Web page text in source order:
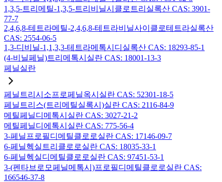
1,3,5-트리메틸-1,3,5-트리비닐시클로트리실록산 CAS: 3901-
77-7
2,4,6,8-테트라메틸-2,4,6,8-테트라비닐사이클로테트라실록산
CAS: 2554-06-5
1,3-디비닐-1,1,3,3-테트라메톡시디실록산 CAS: 18293-85-1
(4-비닐페닐)트리메톡시실란 CAS: 18001-13-3
페닐실란
페닐트리시소프로페닐옥시실란 CAS: 52301-18-5
페닐트리스(트리메틸실록시)실란 CAS: 2116-84-9
메틸페닐디메톡시실란 CAS: 3027-21-2
메틸페닐디에톡시실란 CAS: 775-56-4
3-페닐프로필디메틸클로로실란 CAS: 17146-09-7
6-페닐헥실트리클로로실란 CAS: 18035-33-1
6-페닐헥실디메틸클로로실란 CAS: 97451-53-1
3-(펜타브로모페닐메톡시)프로필디메틸클로로실란 CAS:
166546-37-8